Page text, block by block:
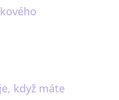
když máte